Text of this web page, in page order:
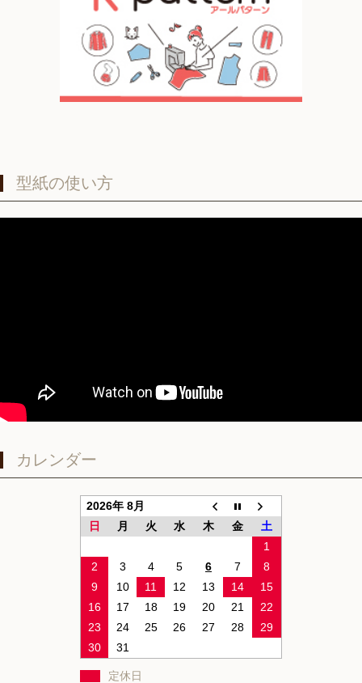
型紙の使い方
カレンダー
2026年 8月
日
月 火 水 木 金
土
1
2
3 4 5 6 7
8
9
10 11 12 13 14
15
16
17 18 19 20 21
22
23
24 25 26 27 28
29
30
31
定休日